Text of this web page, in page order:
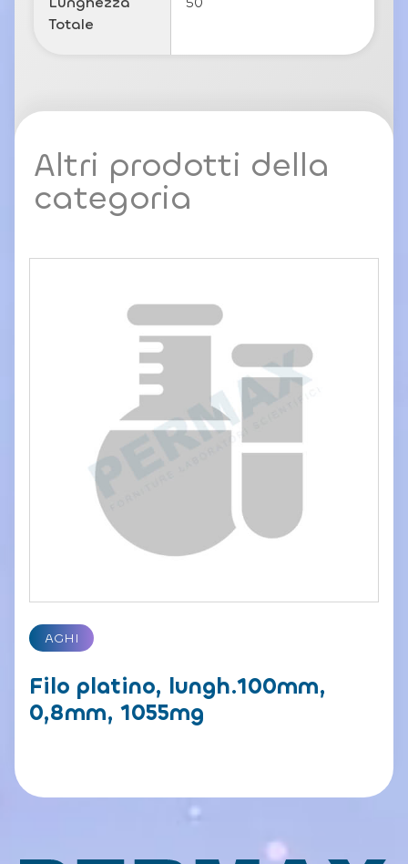
Totale
Altri prodotti della
categoria
AGHI
Filo platino, lungh.100mm,
0,8mm, 1055mg